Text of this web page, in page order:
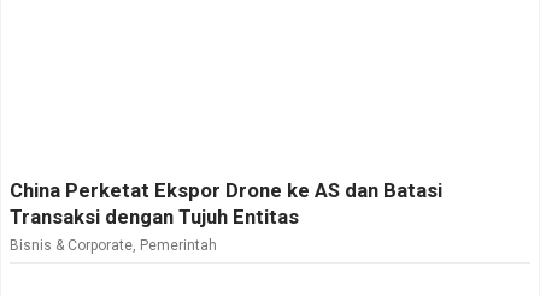
China Perketat Ekspor Drone ke AS dan Batasi
Transaksi dengan Tujuh Entitas
Bisnis & Corporate, Pemerintah